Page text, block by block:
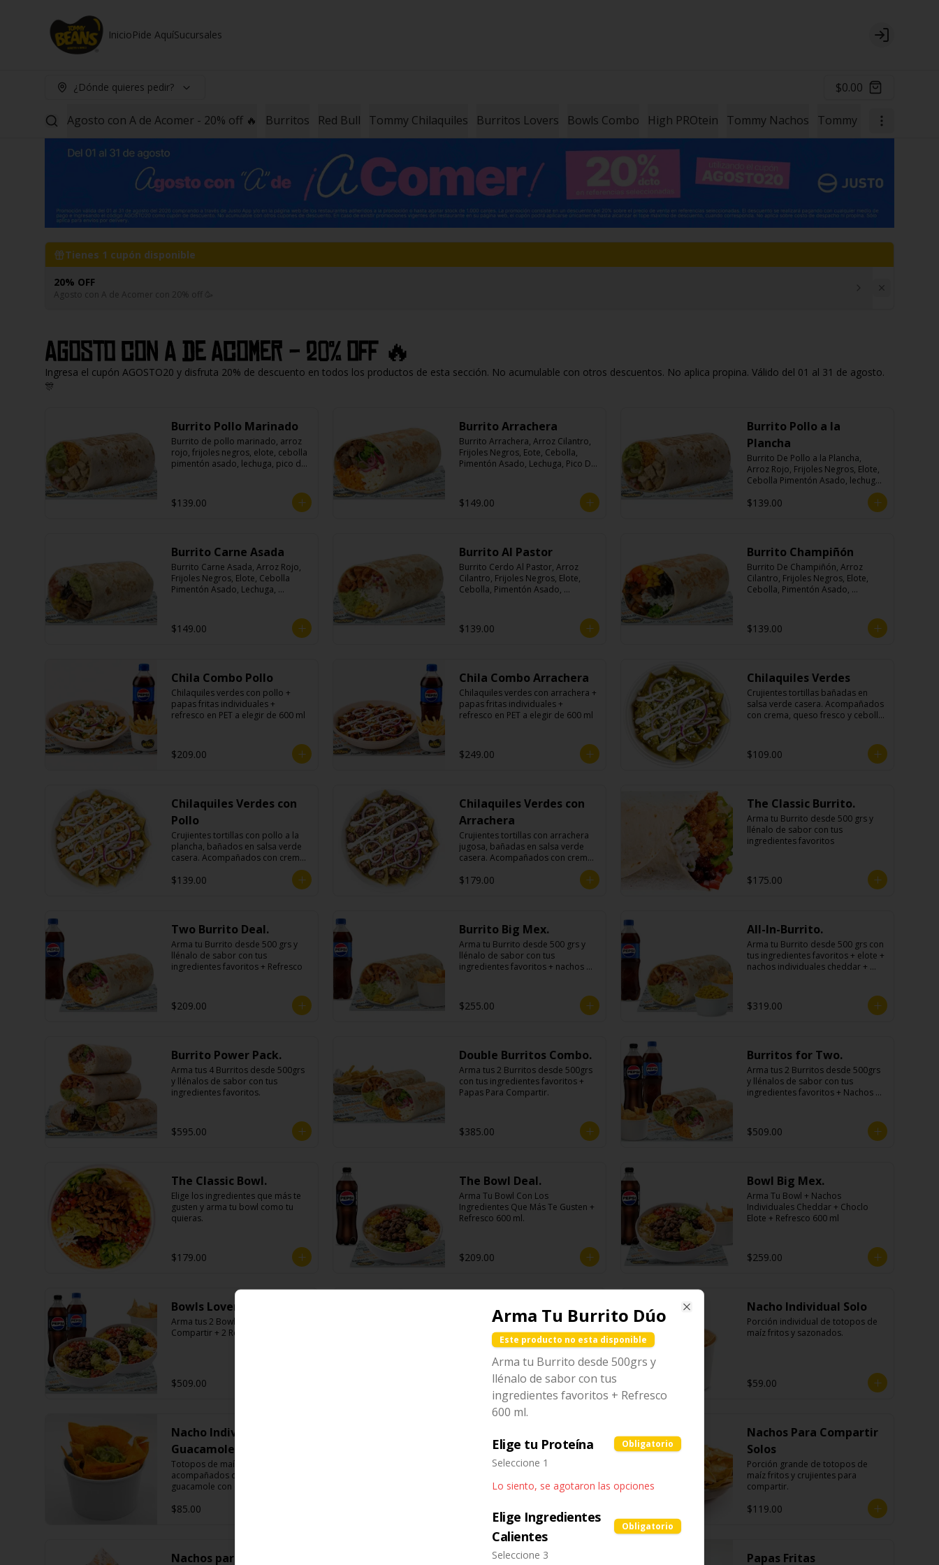
InicioPide AquíSucursales Login
¿Dónde quieres pedir? $0.00
Agosto con A de Acomer - 20% off 🔥 Burritos Red Bull Tommy Chilaquiles Burritos Lovers Bowls Combo High PROtein Tommy Nachos Tommy Papas
Tienes 1 cupón disponible
20% OFF
Agosto con A de Acomer con 20% off 🥳
Agosto con A de Acomer - 20% off 🔥
Ingresa el cupón AGOSTO20 y disfruta 20% de descuento en todos los productos de esta sección. No acumulable con otros descuentos. No aplica propina. Válido del 01 al 31 de agosto.
🎊
Burrito Pollo Marinado
Burrito de pollo marinado, arroz
rojo, frijoles negros, elote, cebolla
pimentón asado, lechuga, pico de
$139.00
Burrito Arrachera
Burrito Arrachera, Arroz Cilantro,
Frijoles Negros, Eote, Cebolla,
Pimentón Asado, Lechuga, Pico De
$149.00
Burrito Pollo a la
Plancha
Burrito De Pollo a la Plancha,
Arroz Rojo, Frijoles Negros, Elote,
Cebolla Pimentón Asado, lechuga,
Crema Ácida.
$139.00
Burrito Carne Asada
Burrito Carne Asada, Arroz Rojo,
Frijoles Negros, Elote, Cebolla
Pimentón Asado, Lechuga,
$149.00
Burrito Al Pastor
Burrito Cerdo Al Pastor, Arroz
Cilantro, Frijoles Negros, Elote,
Cebolla, Pimentón Asado,
$139.00
Burrito Champiñón
Burrito De Champiñón, Arroz
Cilantro, Frijoles Negros, Elote,
Cebolla, Pimentón Asado,
$139.00
Chila Combo Pollo
Chilaquiles verdes con pollo +
papas fritas individuales +
refresco en PET a elegir de 600 ml
$209.00
Chila Combo Arrachera
Chilaquiles verdes con arrachera +
papas fritas individuales +
refresco en PET a elegir de 600 ml
$249.00
Chilaquiles Verdes
Crujientes tortillas bañadas en
salsa verde casera. Acompañados
con crema, queso fresco y cebolla
$109.00
Chilaquiles Verdes con
Pollo
Crujientes tortillas con pollo a la
plancha, bañados en salsa verde
casera. Acompañados con crema,
queso fresco y cebolla morada.
$139.00
Chilaquiles Verdes con
Arrachera
Crujientes tortillas con arrachera
jugosa, bañadas en salsa verde
casera. Acompañados con crema,
queso fresco y cebolla morada.
$179.00
The Classic Burrito.
Arma tu Burrito desde 500 grs y
llénalo de sabor con tus
ingredientes favoritos
$175.00
Two Burrito Deal.
Arma tu Burrito desde 500 grs y
llénalo de sabor con tus
ingredientes favoritos + Refresco
$209.00
Burrito Big Mex.
Arma tu Burrito desde 500 grs y
llénalo de sabor con tus
ingredientes favoritos + nachos
$255.00
All-In-Burrito.
Arma tu Burrito desde 500 grs con
tus ingredientes favoritos + elote +
nachos individuales cheddar +
$319.00
Burrito Power Pack.
Arma tus 4 Burritos desde 500grs
y llénalos de sabor con tus
ingredientes favoritos.
$595.00
Double Burritos Combo.
Arma tus 2 Burritos desde 500grs
con tus ingredientes favoritos +
Papas Para Compartir.
$385.00
Burritos for Two.
Arma tus 2 Burritos desde 500grs
y llénalos de sabor con tus
ingredientes favoritos + Nachos
$509.00
The Classic Bowl.
Elige los ingredientes que más te
gusten y arma tu bowl como tu
quieras.
$179.00
The Bowl Deal.
Arma Tu Bowl Con Los
Ingredientes Que Más Te Gusten +
Refresco 600 ml.
$209.00
Bowl Big Mex.
Arma Tu Bowl + Nachos
Individuales Cheddar + Choclo
Elote + Refresco 600 ml
$259.00
Bowls Lovers.
Arma tus 2 Bowls + Nachos Para
Compartir + 2 Refrescos 600ml.
$509.00
Low Carb Bowl
Bowl con base de lechuga,
jitomate cherry y proteína a
escoger.
$159.00
Nacho Individual Solo
Porción individual de totopos de
maíz fritos y sazonados.
$59.00
Nacho Individual
Guacamole
Totopos de maíz fritos
acompañados de una porción de
guacamole con cebolla morada.
$85.00
Cheddar
Totopos de maíz fritos bañados
Nachos Para Compartir
Solos
Porción grande de totopos de
maíz fritos y crujientes para
compartir.
$119.00
Nachos para compartir
Nachos para compartir
Papas Fritas
Arma Tu Burrito Dúo
Este producto no esta disponible
Arma tu Burrito desde 500grs y
llénalo de sabor con tus
ingredientes favoritos + Refresco
600 ml.
Elige tu Proteína Obligatorio
Seleccione 1
Lo siento, se agotaron las opciones
Elige Ingredientes
Calientes
Obligatorio
Seleccione 3